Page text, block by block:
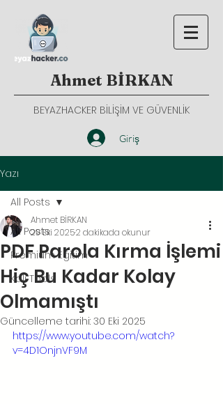
Ahmet BİRKAN
BEYAZHACKER BİLİŞİM VE GÜVENLİK
Giriş
Yazı
All Posts
Premium Eğitim
Kali Tools
All Posts
PDF Parola Kırma İşlemi
Hiç Bu Kadar Kolay
Olmamıştı
Ahmet BİRKAN
29 Eki 20252 dakikada okunur
Güncelleme tarihi: 30 Eki 2025
https://www.youtube.com/watch?
v=4D1OnjnVF9M